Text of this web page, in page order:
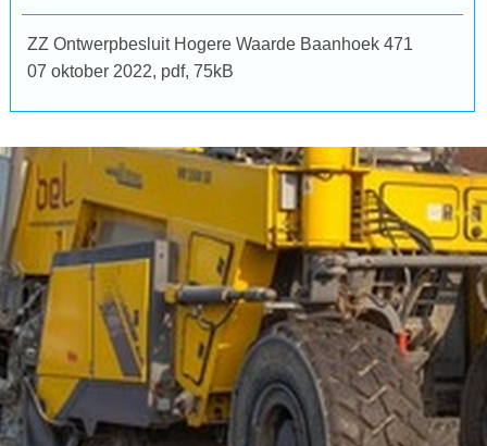
ZZ Ontwerpbesluit Hogere Waarde Baanhoek 471
07 oktober 2022, pdf, 75kB